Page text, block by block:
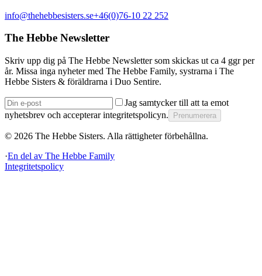
info@thehebbesisters.se+46(0)76-10 22 252
The Hebbe Newsletter
Skriv upp dig på The Hebbe Newsletter som skickas ut ca 4 ggr per
år. Missa inga nyheter med The Hebbe Family, systrarna i The
Hebbe Sisters & föräldrarna i Duo Sentire.
Jag samtycker till att ta emot
nyhetsbrev och accepterar integritetspolicyn.
Prenumerera
© 2026 The Hebbe Sisters. Alla rättigheter förbehållna.
·En del av The Hebbe Family
Integritetspolicy